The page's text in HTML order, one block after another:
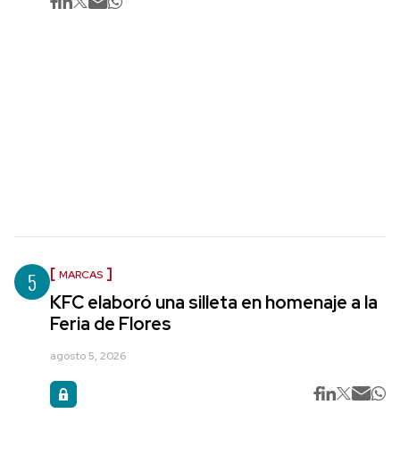
5 MARCAS
KFC elaboró una silleta en homenaje a la
Feria de Flores
agosto 5, 2026